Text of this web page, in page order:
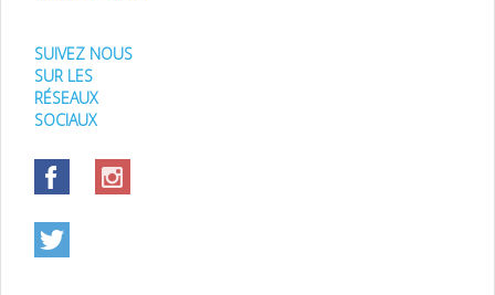
SUIVEZ NOUS
SUR LES
RÉSEAUX
SOCIAUX